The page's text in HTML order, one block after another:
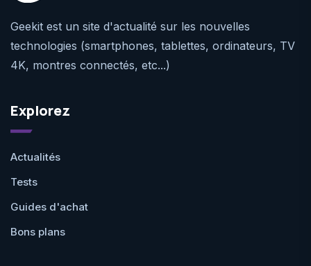
Geekit est un site d'actualité sur les nouvelles
technologies (smartphones, tablettes, ordinateurs, TV
4K, montres connectés, etc...)
Explorez
Actualités
Tests
Guides d'achat
Bons plans